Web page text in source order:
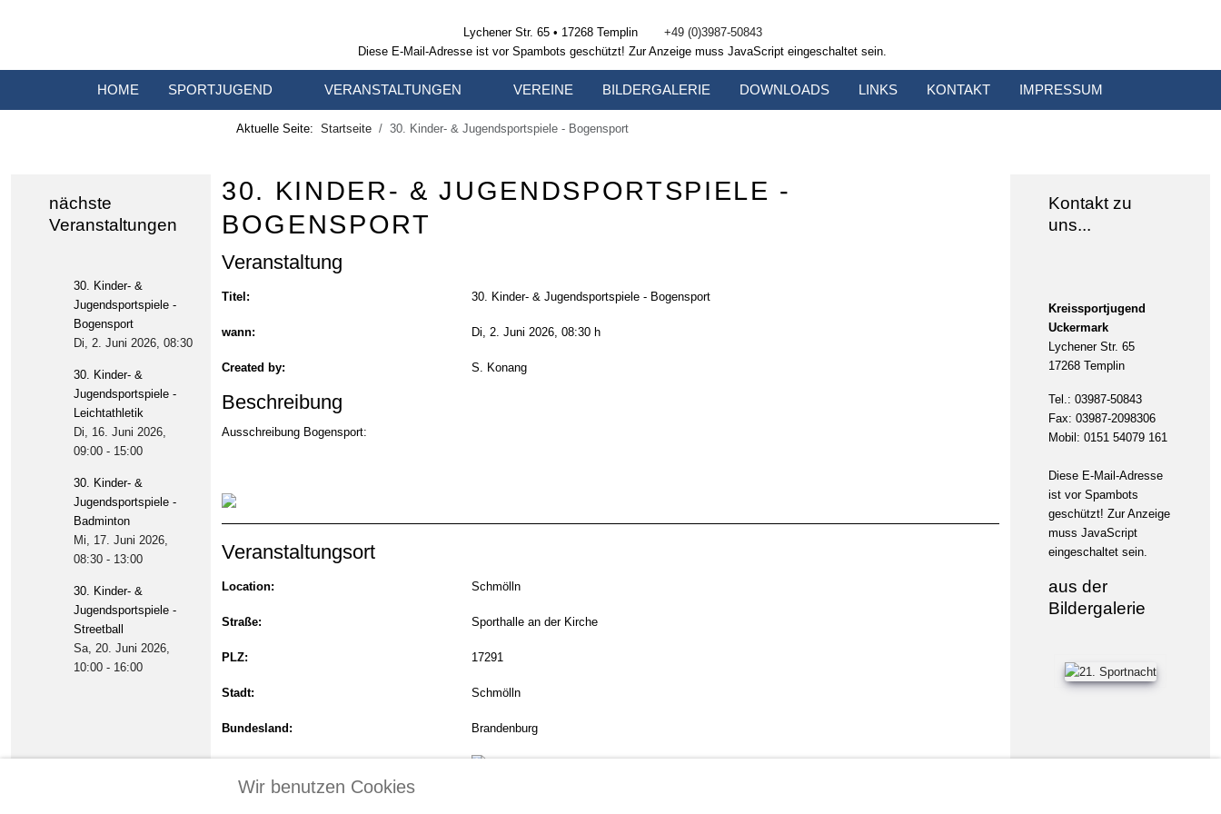
Lychener Str. 65 • 17268 Templin
+49 (0)3987-50843
Diese E-Mail-Adresse ist vor Spambots geschützt! Zur Anzeige muss JavaScript eingeschaltet sein.
HOME SPORTJUGEND VERANSTALTUNGEN VEREINE BILDERGALERIE DOWNLOADS LINKS KONTAKT IMPRESSUM
Aktuelle Seite: Startseite 30. Kinder- & Jugendsportspiele - Bogensport
nächste
Veranstaltungen
30. Kinder- &
Jugendsportspiele -
Bogensport
Di, 2. Juni 2026, 08:30
30. Kinder- &
Jugendsportspiele -
Leichtathletik
Di, 16. Juni 2026,
09:00- 15:00
30. Kinder- &
Jugendsportspiele -
Badminton
Mi, 17. Juni 2026,
08:30- 13:00
30. Kinder- &
Jugendsportspiele -
Streetball
Sa, 20. Juni 2026,
10:00- 16:00
30. KINDER- & JUGENDSPORTSPIELE -
BOGENSPORT
Veranstaltung
Titel: 30. Kinder- & Jugendsportspiele - Bogensport
wann: Di, 2. Juni 2026, 08:30 h
Created by: S. Konang
Beschreibung
Ausschreibung Bogensport:
Veranstaltungsort
Location: Schmölln
Straße: Sporthalle an der Kirche
PLZ: 17291
Stadt: Schmölln
Bundesland: Brandenburg
Kontakt zu
uns...
Kreissportjugend
Uckermark
Lychener Str. 65
17268 Templin
Tel.: 03987-50843
Fax: 03987-2098306
Mobil: 0151 54079 161
Diese E-Mail-Adresse
ist vor Spambots
geschützt! Zur Anzeige
muss JavaScript
eingeschaltet sein.
aus der
Bildergalerie
Wir benutzen Cookies